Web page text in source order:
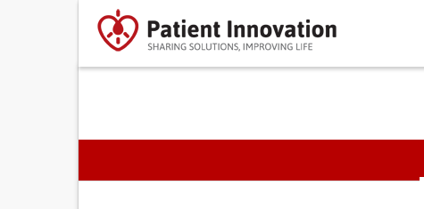
PRIMARY TABS